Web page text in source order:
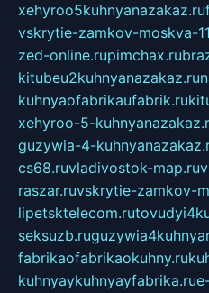
xehyroo5kuhnyanazakaz.ru
vskrytie-zamkov-moskva-
zed-online.rupimchax.ru
kitubeu2kuhnyanazakaz.ru
kuhnyaofabrikaufabrik.ru
xehyroo-5-
guzywia-4-
cs68.ruvladivostok-map.ru
raszar.ruvskrytie-zamkov-
lipetsktelecom.ru
seksuzb.ru
fabrikaofabrikaokuhny.ru
kuhnyaykuhnyayfabrika.ru